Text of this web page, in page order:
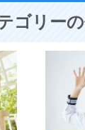
ゴリー